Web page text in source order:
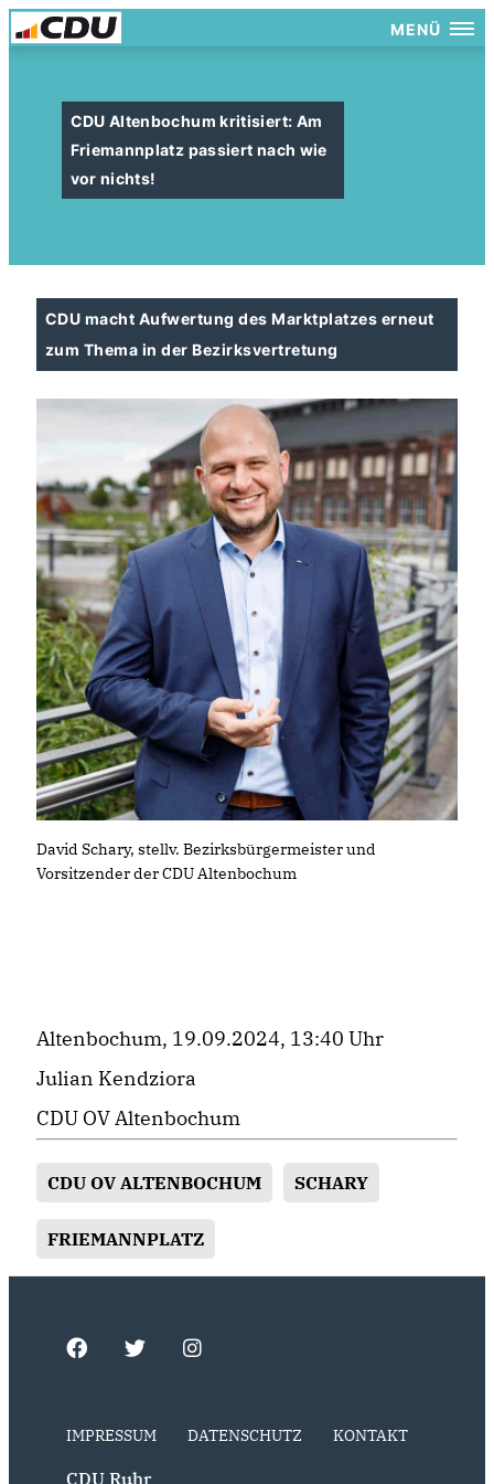
MENÜ
CDU Altenbochum kritisiert: Am
Friemannplatz passiert nach wie
vor nichts!
CDU macht Aufwertung des Marktplatzes erneut
zum Thema in der Bezirksvertretung
David Schary, stellv. Bezirksbürgermeister und
Vorsitzender der CDU Altenbochum
Altenbochum, 19.09.2024, 13:40 Uhr
Julian Kendziora
CDU OV Altenbochum
CDU OV ALTENBOCHUM SCHARY
FRIEMANNPLATZ
IMPRESSUM DATENSCHUTZ KONTAKT
CDU Ruhr